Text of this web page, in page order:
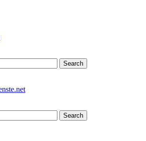
Search
Search